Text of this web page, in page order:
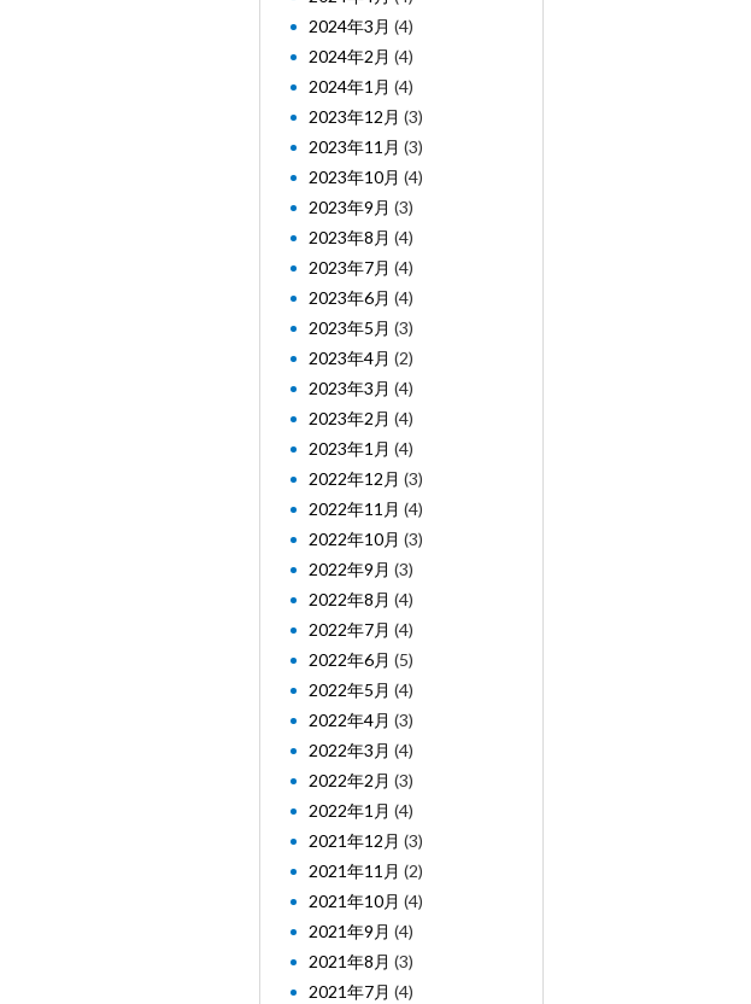
2024年3月 (4)
2024年2月 (4)
2024年1月 (4)
2023年12月 (3)
2023年11月 (3)
2023年10月 (4)
2023年9月 (3)
2023年8月 (4)
2023年7月 (4)
2023年6月 (4)
2023年5月 (3)
2023年4月 (2)
2023年3月 (4)
2023年2月 (4)
2023年1月 (4)
2022年12月 (3)
2022年11月 (4)
2022年10月 (3)
2022年9月 (3)
2022年8月 (4)
2022年7月 (4)
2022年6月 (5)
2022年5月 (4)
2022年4月 (3)
2022年3月 (4)
2022年2月 (3)
2022年1月 (4)
2021年12月 (3)
2021年11月 (2)
2021年10月 (4)
2021年9月 (4)
2021年8月 (3)
2021年7月 (4)